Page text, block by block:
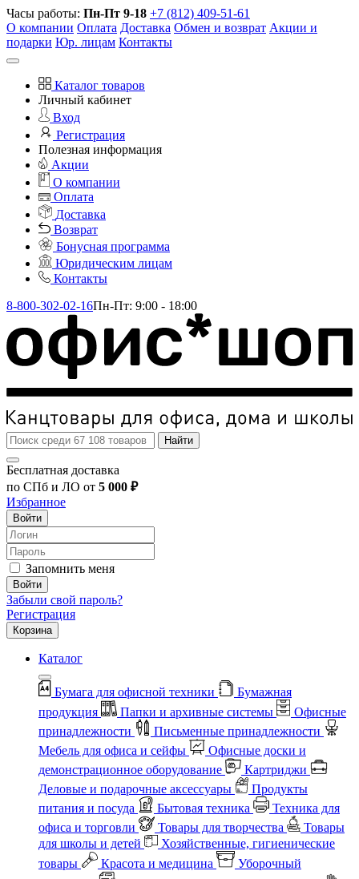
Часы работы: Пн-Пт 9-18 +7 (812) 409-51-61
О компании Оплата Доставка Обмен и возврат Акции и
подарки Юр. лицам Контакты
Каталог товаров
Личный кабинет
Вход
Регистрация
Полезная информация
Акции
О компании
Оплата
Доставка
Возврат
Бонусная программа
Юридическим лицам
Контакты
8-800-302-02-16Пн-Пт: 9:00 - 18:00
Найти
Бесплатная доставка
по СПб и ЛО от 5 000 ₽
Избранное
Войти
Запомнить меня
Войти
Забыли свой пароль?
Регистрация
Корзина
Каталог
Бумага для офисной техники
Бумажная
продукция
Папки и архивные системы
Офисные
принадлежности
Письменные принадлежности
Мебель для офиса и сейфы
Офисные доски и
демонстрационное оборудование
Картриджи
Деловые и подарочные аксессуары
Продукты
питания и посуда
Бытовая техника
Техника для
офиса и торговли
Товары для творчества
Товары
для школы и детей
Хозяйственные, гигиенические
товары
Красота и медицина
Уборочный